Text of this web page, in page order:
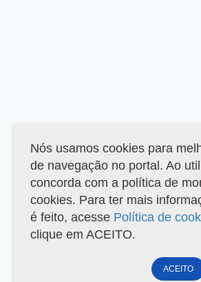
Nós usamos cookies para
de navegação no portal. Ao
concorda com a política de
cookies. Para ter mais
é feito, acesse Política de
clique em ACEITO.
ACEITO